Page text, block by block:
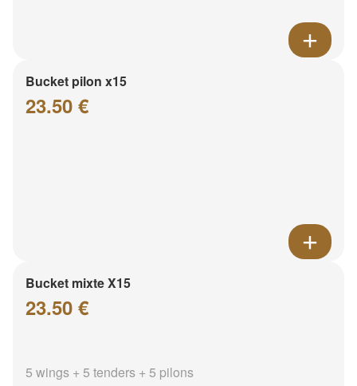
Bucket pilon x15
23.50 €
Bucket mixte X15
23.50 €
5 wings + 5 tenders + 5 pilons